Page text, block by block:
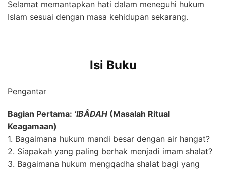
Selamat memantapkan hati dalam meneguhi hukum
Islam sesuai dengan masa kehidupan sekarang.
Isi Buku
Pengantar
Bagian Pertama: ‘IBÂDAH (Masalah Ritual
Keagamaan)
1. Bagaimana hukum mandi besar dengan air hangat?
2. Siapakah yang paling berhak menjadi imam shalat?
3. Bagaimana hukum mengqadha shalat bagi yang